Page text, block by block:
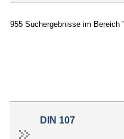
955 Suchergebnisse im Bereich
DIN 107